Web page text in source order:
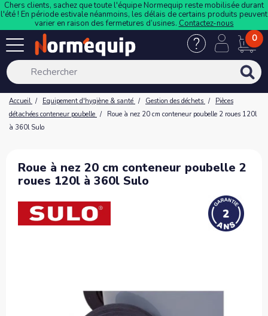
Chers clients, sachez que toute l'équipe Normequip reste mobilisée durant
l'été ! En période estivale néanmoins, les délais de certains produits peuvent
varier en raison des fermetures d’usines. Contactez-nous
0
Accueil Equipement d'hygiène & santé Gestion des déchets
Pièces
détachées conteneur poubelle
Roue à nez 20 cm conteneur poubelle 2 roues 120l
à 360l Sulo
Roue à nez 20 cm conteneur poubelle 2
roues 120l à 360l Sulo